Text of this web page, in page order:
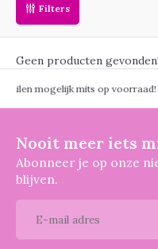
Filters
Geen producten
mits op voorraad!
Nooit meer iets
Abonneer je op onze
blijven.